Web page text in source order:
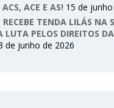
ACE E AS! 15 de
TENDA LILÁS NA
LUTA PELOS DIREITOS
de junho de 2026